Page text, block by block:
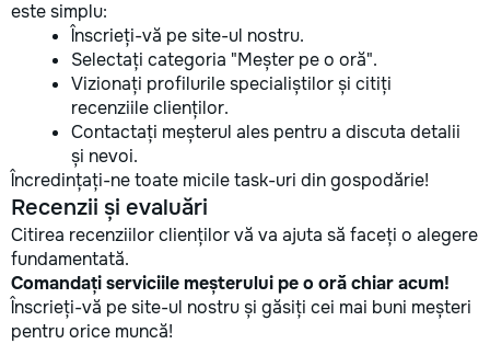
este simplu:
Înscrieți-vă pe site-ul nostru.
Selectați categoria "Meșter pe o oră".
Vizionați profilurile specialiștilor și citiți
recenziile clienților.
Contactați meșterul ales pentru a discuta detalii
și nevoi.
Încredințați-ne toate micile task-uri din gospodărie!
Recenzii și evaluări
Citirea recenziilor clienților vă va ajuta să faceți o alegere
fundamentată.
Comandați serviciile meșterului pe o oră chiar acum!
Înscrieți-vă pe site-ul nostru și găsiți cei mai buni meșteri
pentru orice muncă!